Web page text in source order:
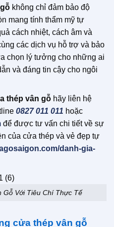
không chỉ đảm bảo độ
mang tính thẩm mỹ tự
cách nhiệt, cách âm và
các dịch vụ hỗ trợ và bảo
chọn lý tưởng cho những ai
và đáng tin cậy cho ngôi
thép vân gỗ hãy liên hệ
0827 011 011 hoặc
để được tư vấn chi tiết về sự
của cửa thép và vẻ đẹp tự
danh-gia-
Gỗ Với Tiêu Chí Thực Tế
cửa thép vân gỗ